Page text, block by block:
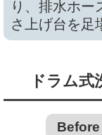
り、排水ホー
さ上げ台を足
ドラム
Before